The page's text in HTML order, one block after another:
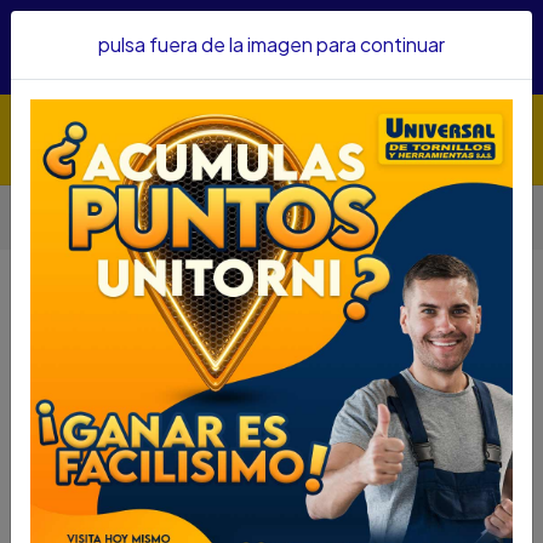
confianza&nbsp;Recibe un KIT PARRILLERO por compras
Herramientas Herramienta Manual
LLAVE TUBO STANLEY 24 87626
LLAVE TUBO STANLEY 24 87626
LLAVE TUBO STANLEY 24 87626
SKU....66630035
DESCRIPCIÓN.....
Cuerpo de hierro fundido.
pulsa fuera de la imagen para continuar